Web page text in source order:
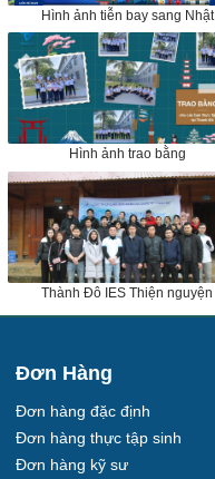
Hình ảnh tiễn bay sang Nhật
Hình ảnh trao bằng
Thành Đô IES Thiện nguyện
Đơn Hàng
Đơn hàng đặc định
Đơn hàng thực tập sinh
Đơn hàng kỹ sư